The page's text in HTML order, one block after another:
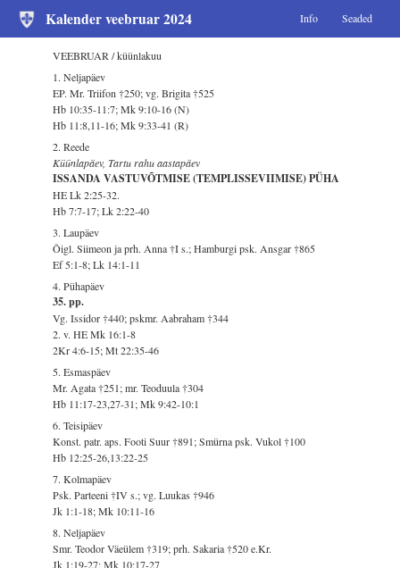
Kalender veebruar 2024 Info Seaded
VEEBRUAR / küünlakuu
1. Neljapäev
EP. Mr. Triifon †250; vg. Brigita †525
Hb 10:35-11:7; Mk 9:10-16 (N)
Hb 11:8,11-16; Mk 9:33-41 (R)
2. Reede
Küünlapäev, Tartu rahu aastapäev
ISSANDA VASTUVÕTMISE (TEMPLISSEVIIMISE) PÜHA
HE Lk 2:25-32.
Hb 7:7-17; Lk 2:22-40
3. Laupäev
Õigl. Siimeon ja prh. Anna †I s.; Hamburgi psk. Ansgar †865
Ef 5:1-8; Lk 14:1-11
4. Pühapäev
35. pp.
Vg. Issidor †440; pskmr. Aabraham †344
2. v. HE Mk 16:1-8
2Kr 4:6-15; Mt 22:35-46
5. Esmaspäev
Mr. Agata †251; mr. Teoduula †304
Hb 11:17-23,27-31; Mk 9:42-10:1
6. Teisipäev
Konst. patr. aps. Footi Suur †891; Smürna psk. Vukol †100
Hb 12:25-26,13:22-25
7. Kolmapäev
Psk. Parteeni †IV s.; vg. Luukas †946
Jk 1:1-18; Mk 10:11-16
8. Neljapäev
Smr. Teodor Väeülem †319; prh. Sakaria †520 e.Kr.
Jk 1:19-27; Mk 10:17-27